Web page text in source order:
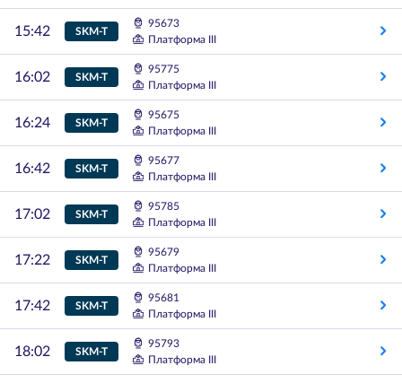
15:42 SKM-T
95673
Платформа III
16:02 SKM-T
95775
Платформа III
16:24 SKM-T
95675
Платформа III
16:42 SKM-T
95677
Платформа III
17:02 SKM-T
95785
Платформа III
17:22 SKM-T
95679
Платформа III
17:42 SKM-T
95681
Платформа III
18:02 SKM-T
95793
Платформа III